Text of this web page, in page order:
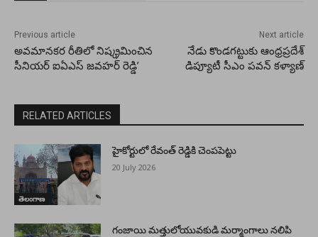
Previous article
అవమానకర రీతిలో నిష్క్రమించిన
సీనియర్ ఐఏఎస్ జవహర్ రెడ్డి’
Next article
నేడు కొండగట్టుకు ఆంధ్రప్రదేశ్
డిప్యూటీ సీఎం పవన్ కళ్యాణ్
RELATED ARTICLES
తెలంగాణ
హైకోర్టులో రేవంత్ రెడ్డికి చెంపపెట్టు
20 July 2026
గంజాయి మత్తులోయువకుడి మర్మాంగాలు నలిపి